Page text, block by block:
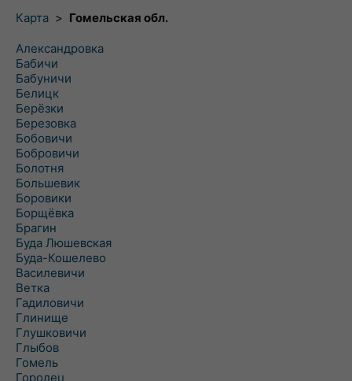
Карта > Гомельская обл.
Александровка
Бабичи
Бабуничи
Белицк
Берёзки
Березовка
Бобовичи
Бобровичи
Болотня
Большевик
Боровики
Борщёвка
Брагин
Буда Люшевская
Буда-Кошелево
Василевичи
Ветка
Гадиловичи
Глинище
Глушковичи
Глыбов
Гомель
Городец